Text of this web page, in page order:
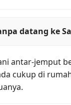
datang ke
antar-jemput
cukup di